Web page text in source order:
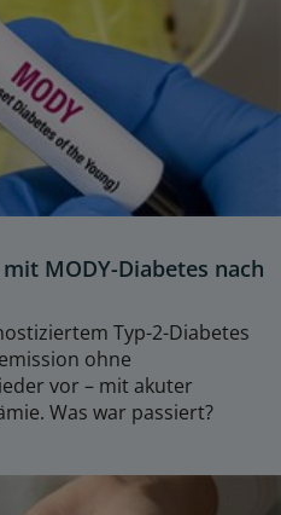
MODY-Diabetes nach
Typ-2-Diabetes
ohne
vor – mit akuter
Was war passiert?